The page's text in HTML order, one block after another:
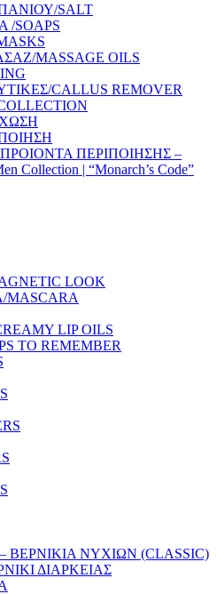
SALT
/SOAPS
MASSAGE OILS
CALLUS REMOVER
ΠΕΡΙΠΟΙΗΣΗΣ –
Collection | “Monarch’s Code”
LOOK
LIP OILS
TO REMEMBER
ΒΕΡΝΙΚΙΑ ΝΥΧΙΩΝ (CLASSIC)
ΔΙΑΡΚΕΙΑΣ